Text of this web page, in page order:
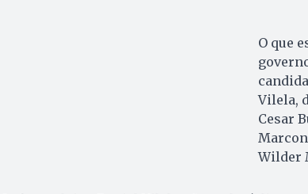
O que
Vilela,
Cesar
Wilder